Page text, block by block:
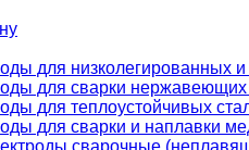
для низколегированных и
для сварки
для теплоустойчивых
для сварки и наплавки
сварочные